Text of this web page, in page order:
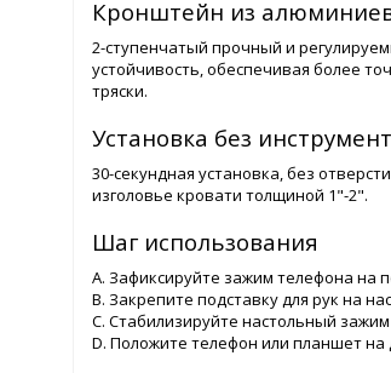
Кронштейн из
2-ступенчатый прочный и
устойчивость, обеспечивая более
тряски.
Установка без
30-секундная установка, без
изголовье кровати толщиной 1"-2".
Шаг использования
A. Зафиксируйте зажим телефона на
B. Закрепите подставку для рук на
C. Стабилизируйте настольный зажим
D. Положите телефон или планшет на